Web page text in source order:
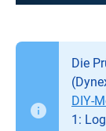
Die
DIY-
1: